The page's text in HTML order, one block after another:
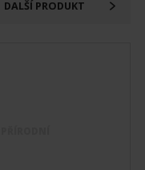
DALŠÍ PRODUKT